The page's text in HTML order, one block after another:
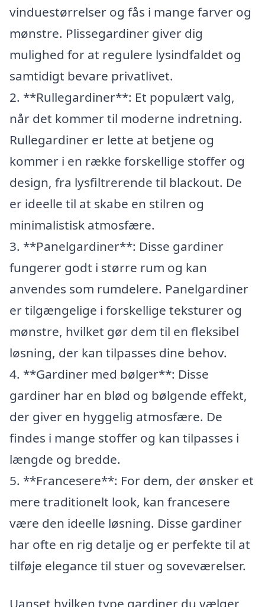
vinduestørrelser og fås i mange farver og
mønstre. Plissegardiner giver dig
mulighed for at regulere lysindfaldet og
samtidigt bevare privatlivet.
2. **Rullegardiner**: Et populært valg,
når det kommer til moderne indretning.
Rullegardiner er lette at betjene og
kommer i en række forskellige stoffer og
design, fra lysfiltrerende til blackout. De
er ideelle til at skabe en stilren og
minimalistisk atmosfære.
3. **Panelgardiner**: Disse gardiner
fungerer godt i større rum og kan
anvendes som rumdelere. Panelgardiner
er tilgængelige i forskellige teksturer og
mønstre, hvilket gør dem til en fleksibel
løsning, der kan tilpasses dine behov.
4. **Gardiner med bølger**: Disse
gardiner har en blød og bølgende effekt,
der giver en hyggelig atmosfære. De
findes i mange stoffer og kan tilpasses i
længde og bredde.
5. **Francesere**: For dem, der ønsker et
mere traditionelt look, kan francesere
være den ideelle løsning. Disse gardiner
har ofte en rig detalje og er perfekte til at
tilføje elegance til stuer og soveværelser.
Uanset hvilken type gardiner du vælger,